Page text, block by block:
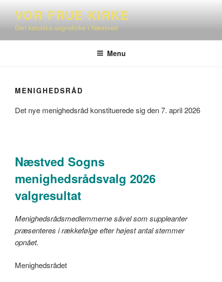
indhold
VOR FRUE KIRKE
Den katolske sognekirke i Næstved
Menu
MENIGHEDSRÅD
Det nye menighedsråd konstituerede sig den 7. april 2026
Næstved Sogns
menighedsrådsvalg 2026
valgresultat
Menighedsrådsmedlemmerne såvel som suppleanter
præsenteres i rækkefølge efter højest antal stemmer
opnået.
Menighedsrådet